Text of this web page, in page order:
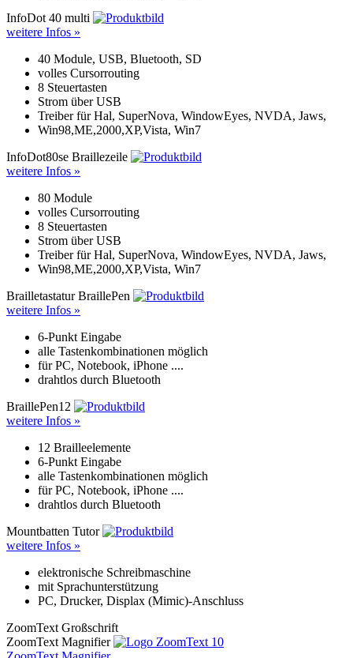
InfoDot 40 multi
weitere Infos »
40 Module, USB, Bluetooth, SD
volles Cursorrouting
8 Steuertasten
Strom über USB
Treiber für Hal, SuperNova, WindowEyes, NVDA, Jaws,
Win98,ME,2000,XP,Vista, Win7
InfoDot80se Braillezeile
weitere Infos »
80 Module
volles Cursorrouting
8 Steuertasten
Strom über USB
Treiber für Hal, SuperNova, WindowEyes, NVDA, Jaws,
Win98,ME,2000,XP,Vista, Win7
Brailletastatur BraillePen
weitere Infos »
6-Punkt Eingabe
alle Tastenkombinationen möglich
für PC, Notebook, iPhone ....
drahtlos durch Bluetooth
BraillePen12
weitere Infos »
12 Brailleelemente
6-Punkt Eingabe
alle Tastenkombinationen möglich
für PC, Notebook, iPhone ....
drahtlos durch Bluetooth
Mountbatten Tutor
weitere Infos »
elektronische Schreibmaschine
mit Sprachunterstützung
PC, Drucker, Displax (Mimic)-Anschluss
ZoomText Großschrift
ZoomText Magnifier